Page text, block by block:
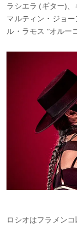
ラシエラ (ギター)
マルティン・ジョ
ル・ラモス “オルー
ロシオはフラメン